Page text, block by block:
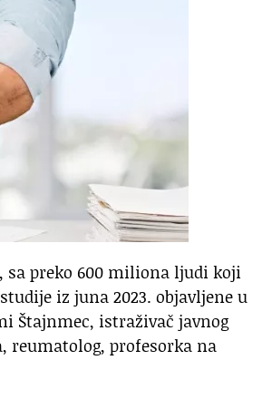
sa preko 600 miliona ljudi koji
iz juna 2023. objavljene u
Štajnmec, istraživač javnog
reumatolog, profesorka na